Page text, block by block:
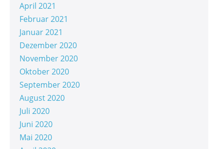
April 2021
Februar 2021
Januar 2021
Dezember 2020
November 2020
Oktober 2020
September 2020
August 2020
Juli 2020
Juni 2020
Mai 2020